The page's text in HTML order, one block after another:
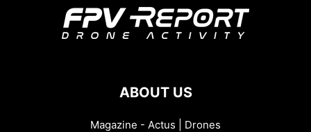
ABOUT US
Magazine - Actus | Drones